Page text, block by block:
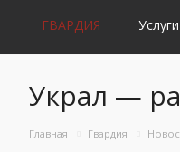
ГВАРДИЯ Услуги
Украл —
Главная Гвардия